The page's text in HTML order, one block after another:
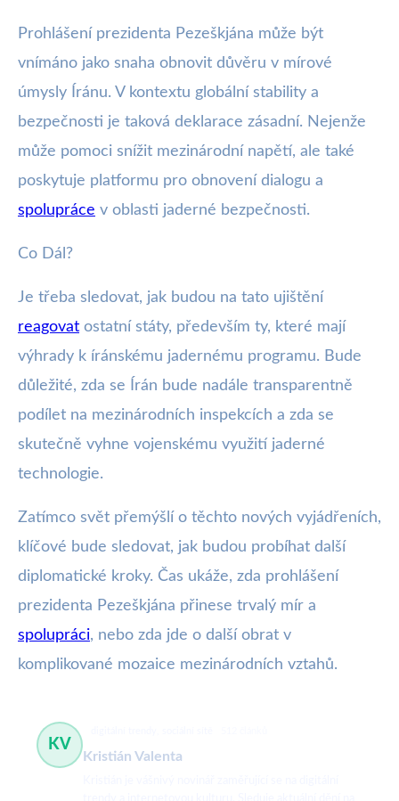
Prohlášení prezidenta Pezeškjána může být
vnímáno jako snaha obnovit důvěru v mírové
úmysly Íránu. V kontextu globální stability a
bezpečnosti je taková deklarace zásadní. Nejenže
může pomoci snížit mezinárodní napětí, ale také
poskytuje platformu pro obnovení dialogu a
spolupráce v oblasti jaderné bezpečnosti.
Co Dál?
Je třeba sledovat, jak budou na tato ujištění
reagovat ostatní státy, především ty, které mají
výhrady k íránskému jadernému programu. Bude
důležité, zda se Írán bude nadále transparentně
podílet na mezinárodních inspekcích a zda se
skutečně vyhne vojenskému využití jaderné
technologie.
Zatímco svět přemýšlí o těchto nových vyjádřeních,
klíčové bude sledovat, jak budou probíhat další
diplomatické kroky. Čas ukáže, zda prohlášení
prezidenta Pezeškjána přinese trvalý mír a
spolupráci, nebo zda jde o další obrat v
komplikované mozaice mezinárodních vztahů.
KV
Kristián Valenta